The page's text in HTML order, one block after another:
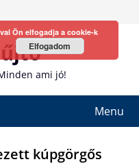
ami jó!
Menu
kúpgörgős
Ön elfogadja a cookie-k
Elfogadom